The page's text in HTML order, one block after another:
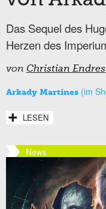
Das Sequel des
Herzen des
von Christian Endres
Arkady Martines (im
LESEN
News